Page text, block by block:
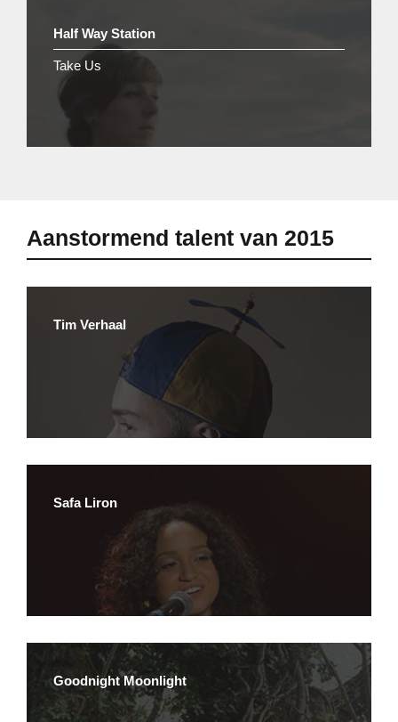
Half Way Station
Take Us
Aanstormend talent van 2015
Tim Verhaal
Safa Liron
Goodnight Moonlight